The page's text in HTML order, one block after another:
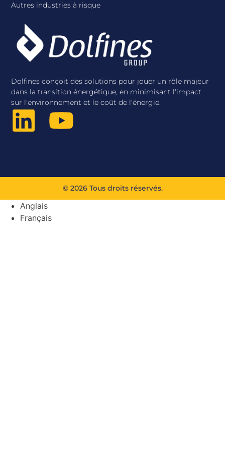
Dolfines conçoit des solutions pour jouer un rôle majeur
dans la transition énergétique, en minimisant l'impact
sur l'environnement et le coût de l'énergie.
Autres industries à risque
© 2026 Tous droits réservés.
Anglais
Français